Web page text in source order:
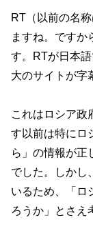
RT（以前の名
ますね。ですか
す。RTが日本
大のサイトが字
これはロシア政
す以前は特にロ
ら」の情報が正
でした。しかし
いるため、「ロ
ろうか」とさえ